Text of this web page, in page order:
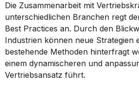
Die Zusammenarbeit mit
unterschiedlichen Branchen regt
Best Practices an. Durch den
Industrien können neue Strategien
bestehende Methoden hinterfragt
einem dynamischeren und
Vertriebsansatz führt.